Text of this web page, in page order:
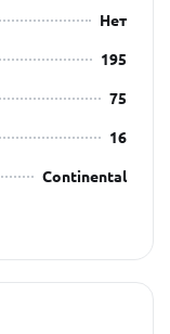
Нет
195
75
16
Continental